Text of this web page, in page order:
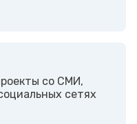
со СМИ,
сетях